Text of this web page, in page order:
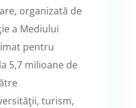
organizată de
a Mediului
pentru
5,7 milioane de
turism,